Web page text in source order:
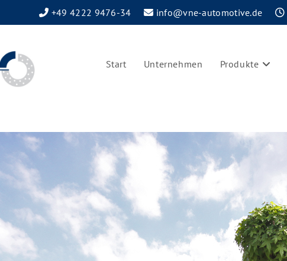
+49 4222 9476-34 info@vne-automotive.de
Start Unternehmen Produkte